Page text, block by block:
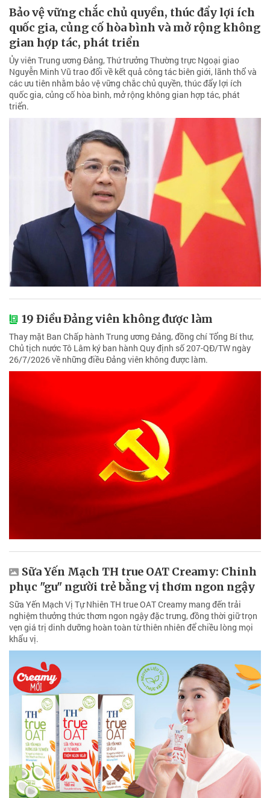
Bảo vệ vững chắc chủ quyền, thúc đẩy lợi ích
quốc gia, củng cố hòa bình và mở rộng không
gian hợp tác, phát triển
Ủy viên Trung ương Đảng, Thứ trưởng Thường trực Ngoại giao
Nguyễn Minh Vũ trao đổi về kết quả công tác biên giới, lãnh thổ và
các ưu tiên nhằm bảo vệ vững chắc chủ quyền, thúc đẩy lợi ích
quốc gia, củng cố hòa bình, mở rộng không gian hợp tác, phát
triển.
19 Điều Đảng viên không được làm
Thay mặt Ban Chấp hành Trung ương Đảng, đồng chí Tổng Bí thư,
Chủ tịch nước Tô Lâm ký ban hành Quy định số 207-QĐ/TW ngày
26/7/2026 về những điều Đảng viên không được làm.
Sữa Yến Mạch TH true OAT Creamy: Chinh
phục "gu" người trẻ bằng vị thơm ngon ngậy
Sữa Yến Mạch Vị Tự Nhiên TH true OAT Creamy mang đến trải
nghiệm thưởng thức thơm ngon ngậy đặc trưng, đồng thời giữ trọn
vẹn giá trị dinh dưỡng hoàn toàn từ thiên nhiên để chiều lòng mọi
khẩu vị.